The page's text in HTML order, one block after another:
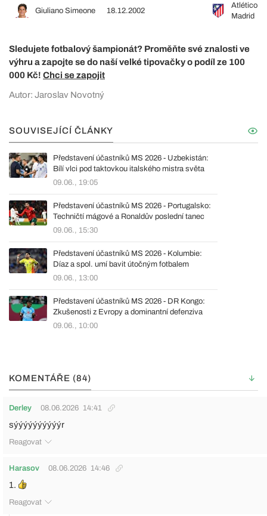
Giuliano Simeone 18.12.2002
Atlético
Madrid
Sledujete fotbalový šampionát? Proměňte své znalosti ve
výhru a zapojte se do naší velké tipovačky o podíl ze 100
000 Kč! Chci se zapojit
Autor: Jaroslav Novotný
SOUVISEJÍCÍ ČLÁNKY
Představení účastníků MS 2026 - Uzbekistán:
Bílí vlci pod taktovkou italského mistra světa
09.06., 19:05
Představení účastníků MS 2026 - Portugalsko:
Techničtí mágové a Ronaldův poslední tanec
09.06., 15:30
Představení účastníků MS 2026 - Kolumbie:
Díaz a spol. umí bavit útočným fotbalem
09.06., 13:00
Představení účastníků MS 2026 - DR Kongo:
Zkušenosti z Evropy a dominantní defenziva
09.06., 10:00
KOMENTÁŘE (84)
Derley 08.06.2026 14:41
sýýýýýýýýýýr
Reagovat
Harasov 08.06.2026 14:46
1.
Reagovat